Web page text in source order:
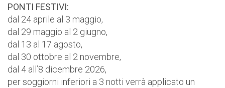
PONTI FESTIVI:
dal 24 aprile al 3 maggio,
dal 29 maggio al 2 giugno,
dal 13 al 17 agosto,
dal 30 ottobre al 2 novembre,
dal 4 all’8 dicembre 2026,
per soggiorni inferiori a 3 notti verrà applicato un